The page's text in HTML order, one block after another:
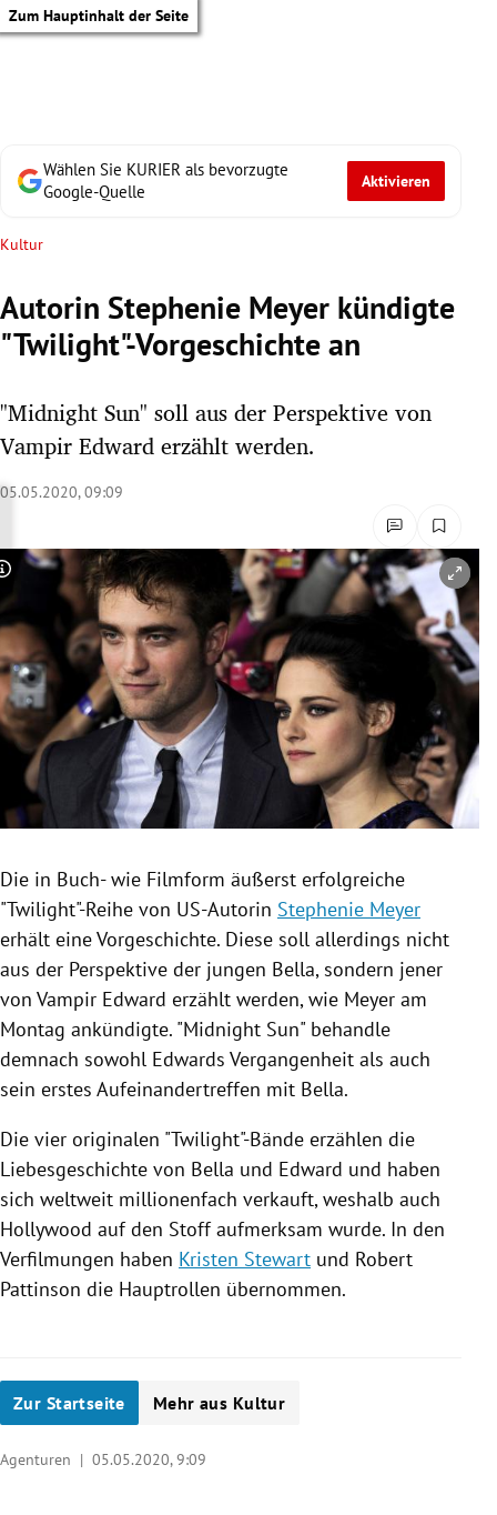
Zum Hauptinhalt der Seite
Untermenü
Untermenü
Untermenü
Untermenü
Untermenü
Untermenü
Untermenü
Wählen Sie KURIER als bevorzugte
Google-Quelle
Aktivieren
Kultur
Autorin Stephenie Meyer kündigte
"Twilight"-Vorgeschichte an
"Midnight Sun" soll aus der Perspektive von
Vampir Edward erzählt werden.
05.05.2020, 09:09
Copyright-Hinweis öffnen/schließen
Die in Buch- wie Filmform äußerst erfolgreiche
"Twilight"-Reihe von US-Autorin Stephenie Meyer
erhält eine Vorgeschichte. Diese soll allerdings nicht
aus der Perspektive der jungen Bella, sondern jener
von Vampir Edward erzählt werden, wie Meyer am
Montag ankündigte. "Midnight Sun" behandle
demnach sowohl Edwards Vergangenheit als auch
sein erstes Aufeinandertreffen mit Bella.
Die vier originalen "Twilight"-Bände erzählen die
Liebesgeschichte von Bella und Edward und haben
sich weltweit millionenfach verkauft, weshalb auch
Hollywood auf den Stoff aufmerksam wurde. In den
Verfilmungen haben Kristen Stewart und Robert
Pattinson die Hauptrollen übernommen.
Zur Startseite Mehr aus Kultur
Agenturen | 05.05.2020, 9:09